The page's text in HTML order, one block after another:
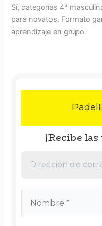
Sí, categorías 4ª
para novatos. Formato
aprendizaje en grupo.
¡Recibe